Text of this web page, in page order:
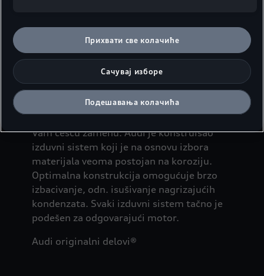
Kvalitet izduvnog sistema odlučujući je
kriterijum za njegovu dugovečnost. Odluka
Vam češću zamenu. Audi je konstruisao
izduvni sistem koji je na osnovu izbora
materijala veoma postojan na koroziju.
Optimalna konstrukcija omogućuje brzo
izbacivanje, odn. isušivanje nagrizajućih
kondenzata. Svaki izduvni sistem tačno je
podešen za odgovarajući motor.
Audi originalni delovi®
Прихвати све колачиће
Сачувај изборе
Подешавања колачића